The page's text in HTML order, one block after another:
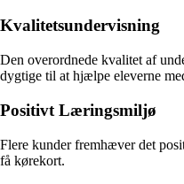
Kvalitetsundervisning
Den overordnede kvalitet af
dygtige til at hjælpe eleverne
Positivt Læringsmiljø
Flere kunder fremhæver det
få kørekort.